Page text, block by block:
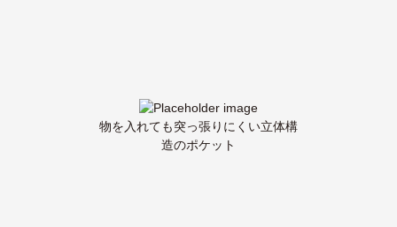
物を入れても突っ張りにくい立体構
造のポケット